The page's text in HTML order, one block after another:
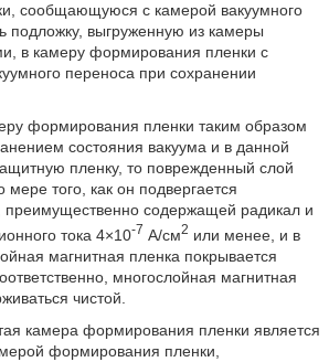
сообщающуюся с камерой вакуумного
подложку, выгруженную из камеры
в камеру формирования пленки с
переноса при сохранении
формирования пленки таким образом
состояния вакуума и в данной
пленку, то поврежденный слой
мере того, как он подвергается
преимущественно содержащей радикал и
тока 4×10-7 А/см2 или менее, и в
магнитная пленка покрывается
многослойная магнитная
чистой.
камера формирования пленки является
формирования пленки,